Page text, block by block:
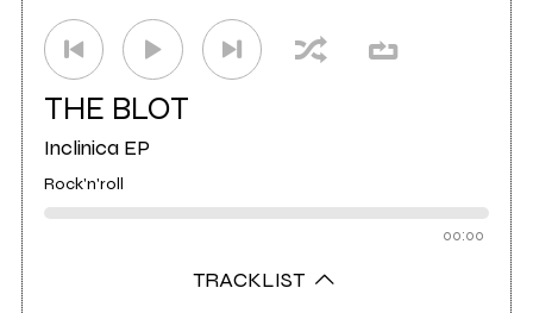
THE BLOT
Inclinica EP
Rock'n'roll
00:00
TRACKLIST